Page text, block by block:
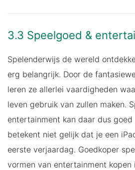
3.3 Speelgoed &
Spelenderwijs de wereld
erg belangrijk. Door de
leren ze allerlei vaardigheden
leven gebruik van zullen maken.
entertainment kan daar dus
betekent niet gelijk dat je een
eerste verjaardag. Goedkoper
vormen van entertainment kopen